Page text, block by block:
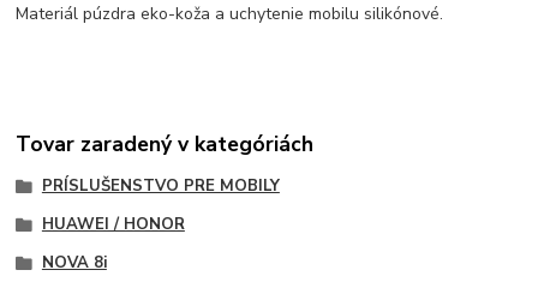
Materiál púzdra eko-koža a uchytenie mobilu silikónové.
Tovar zaradený v kategóriách
PRÍSLUŠENSTVO PRE MOBILY
HUAWEI / HONOR
NOVA 8i